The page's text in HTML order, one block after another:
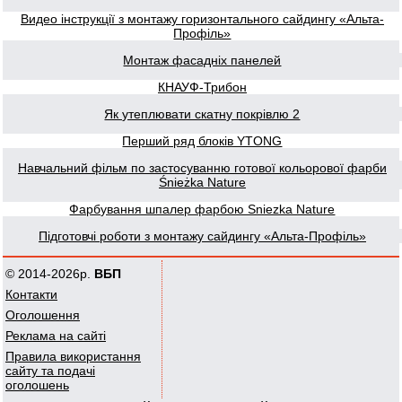
Видео інструкції з монтажу горизонтального сайдингу «Альта-
Профіль»
Монтаж фасадніх панелей
КНАУФ-Трибон
Як утеплювати скатну покрівлю 2
Перший ряд блоків YTONG
Навчальний фільм по застосуванню готової кольорової фарби
Śnieżka Nature
Фарбування шпалер фарбою Sniezka Nature
Підготовчі роботи з монтажу сайдингу «Альта-Профіль»
© 2014-2026р. ВБП
Контакти
Оголошення
Реклама на сайті
Правила використання
сайту та подачі
оголошень